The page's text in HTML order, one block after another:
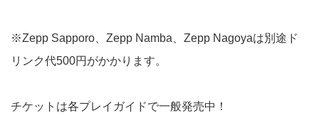
※Zepp Sapporo、Zepp Namba、Zepp Nagoyaは別途ド
リンク代500円がかかります。
チケットは各プレイガイドで一般発売中！